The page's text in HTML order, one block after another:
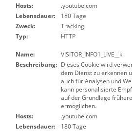
Hosts:
.youtube.com
Lebensdauer:
180 Tage
Zweck:
Tracking
Typ:
HTTP
Name:
VISITOR_INFO1_LIVE__k
Beschreibung: Dieses Cookie wird
dem Dienst zu erkennen
auch für Analysen und
kann personalisierte
auf der Grundlage
ermöglichen.
Hosts:
.youtube.com
Lebensdauer:
180 Tage